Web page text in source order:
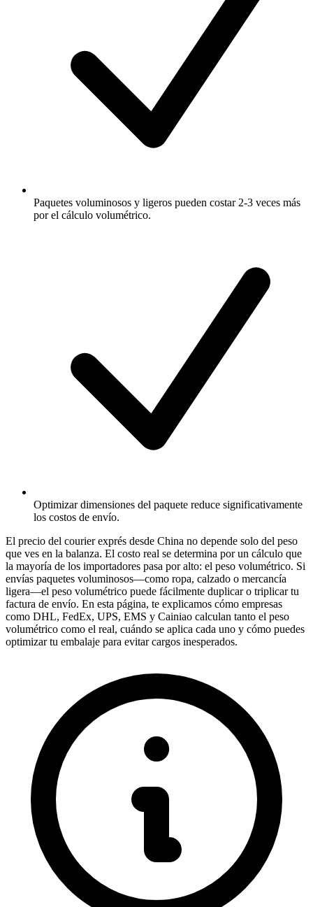
Paquetes voluminosos y ligeros pueden costar 2-3 veces más
por el cálculo volumétrico.
Optimizar dimensiones del paquete reduce significativamente
los costos de envío.
El precio del courier exprés desde China no depende solo del peso
que ves en la balanza. El costo real se determina por un cálculo que
la mayoría de los importadores pasa por alto: el peso volumétrico. Si
envías paquetes voluminosos—como ropa, calzado o mercancía
ligera—el peso volumétrico puede fácilmente duplicar o triplicar tu
factura de envío. En esta página, te explicamos cómo empresas
como DHL, FedEx, UPS, EMS y Cainiao calculan tanto el peso
volumétrico como el real, cuándo se aplica cada uno y cómo puedes
optimizar tu embalaje para evitar cargos inesperados.